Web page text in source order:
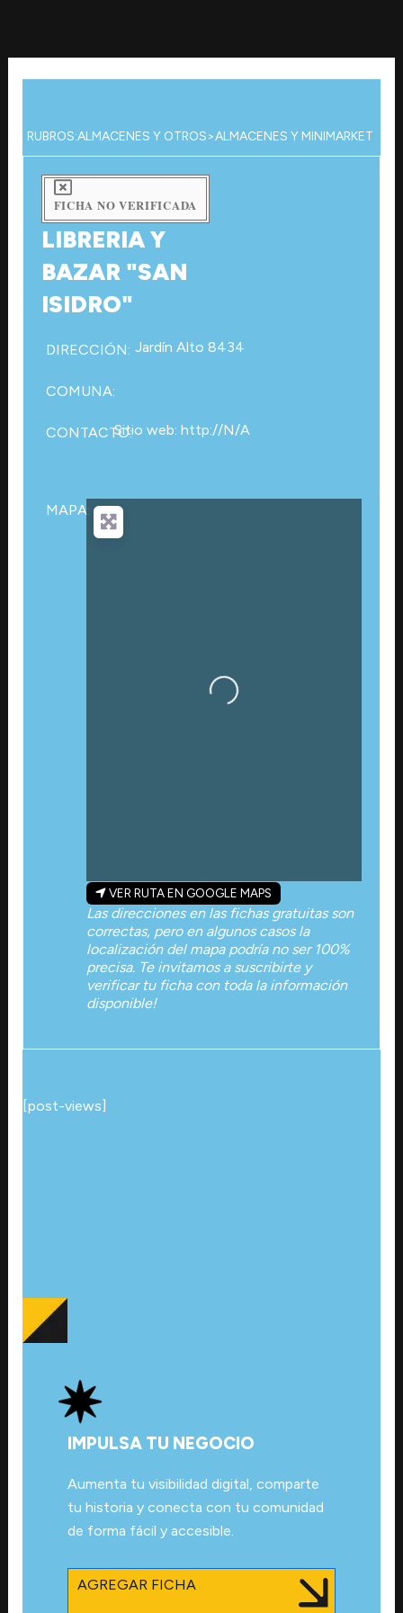
contenido
RUBROS:ALMACENES Y OTROS>ALMACENES Y MINIMARKET
FICHA NO VERIFICADA
LIBRERIA Y
BAZAR "SAN
ISIDRO"
DIRECCIÓN: Jardín Alto 8434
COMUNA:
CONTACTO:Sitio web: http://N/A
MAPA:
Cargando…
VER RUTA EN GOOGLE MAPS
Las direcciones en las fichas gratuitas son
correctas, pero en algunos casos la
localización del mapa podría no ser 100%
precisa. Te invitamos a suscribirte y
verificar tu ficha con toda la información
disponible!
[post-views]
IMPULSA TU NEGOCIO
Aumenta tu visibilidad digital, comparte
tu historia y conecta con tu comunidad
de forma fácil y accesible.
AGREGAR FICHA